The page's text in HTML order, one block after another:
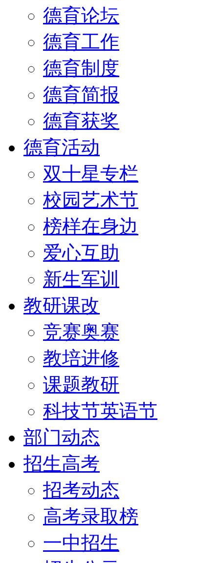
德育论坛
德育工作
德育制度
德育简报
德育获奖
德育活动
双十星专栏
校园艺术节
榜样在身边
爱心互助
新生军训
教研课改
竞赛奥赛
教培进修
课题教研
科技节英语节
部门动态
招生高考
招考动态
高考录取榜
一中招生